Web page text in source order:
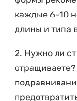
длины и типа
2. Нужно ли
отращиваете?